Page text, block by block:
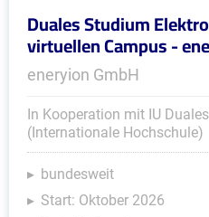
Duales Studium
virtuellen Campus -
eneryion GmbH
In Kooperation mit IU
(Internationale Hochschule)
bundesweit
Start: Oktober 2026